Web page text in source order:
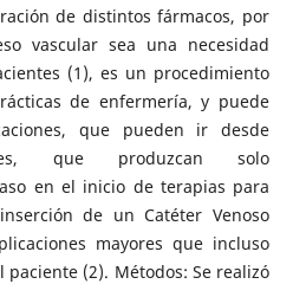
de distintos fármacos, por
vascular sea una necesidad
(1), es un procedimiento
de enfermería, y puede
que pueden ir desde
que produzcan solo
en el inicio de terapias para
de un Catéter Venoso
mayores que incluso
(2). Métodos: Se realizó